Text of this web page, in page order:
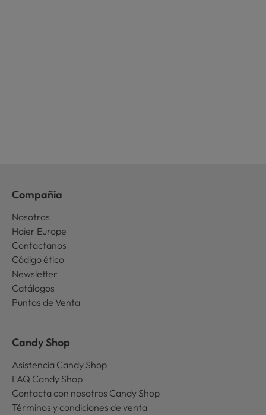
Compañía
Nosotros
Haier Europe
Contactanos
Código ético
Newsletter
Catálogos
Puntos de Venta
Candy Shop
Asistencia Candy Shop
FAQ Candy Shop
Contacta con nosotros Candy Shop
Términos y condiciones de venta